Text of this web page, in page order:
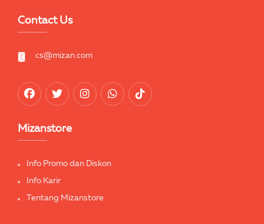
Contact Us
cs@mizan.com
Mizanstore
Info Promo dan Diskon
Info Karir
Tentang Mizanstore